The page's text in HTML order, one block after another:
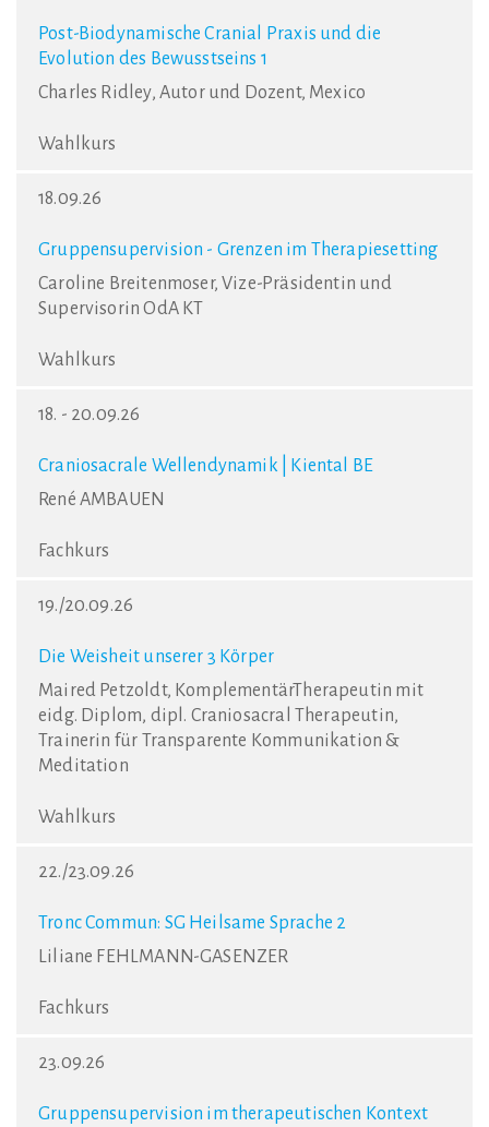
Post-Biodynamische Cranial Praxis und die
Evolution des Bewusstseins 1
Charles Ridley, Autor und Dozent, Mexico
Wahlkurs
18.09.26
Gruppensupervision - Grenzen im Therapiesetting
Caroline Breitenmoser, Vize-Präsidentin und
Supervisorin OdA KT
Wahlkurs
18. - 20.09.26
Craniosacrale Wellendynamik | Kiental BE
René AMBAUEN
Fachkurs
19./20.09.26
Die Weisheit unserer 3 Körper
Maired Petzoldt, KomplementärTherapeutin mit
eidg. Diplom, dipl. Craniosacral Therapeutin,
Trainerin für Transparente Kommunikation &
Meditation
Wahlkurs
22./23.09.26
Tronc Commun: SG Heilsame Sprache 2
Liliane FEHLMANN-GASENZER
Fachkurs
23.09.26
Gruppensupervision im therapeutischen Kontext